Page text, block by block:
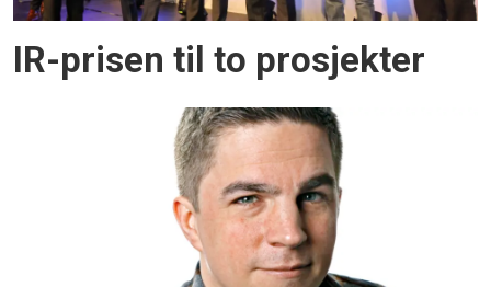
IR-prisen til to prosjekter